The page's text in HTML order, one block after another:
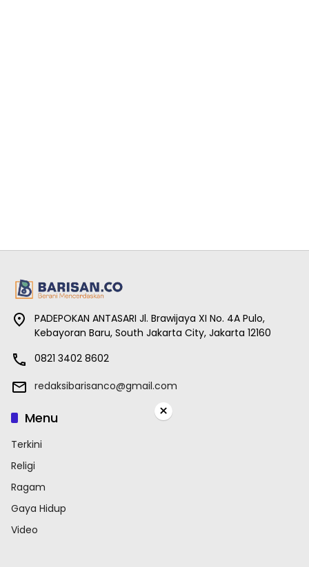
PADEPOKAN ANTASARI Jl. Brawijaya XI No. 4A Pulo,
Kebayoran Baru, South Jakarta City, Jakarta 12160
0821 3402 8602
redaksibarisanco@gmail.com
Menu
Terkini
Religi
Ragam
Gaya Hidup
Video
×